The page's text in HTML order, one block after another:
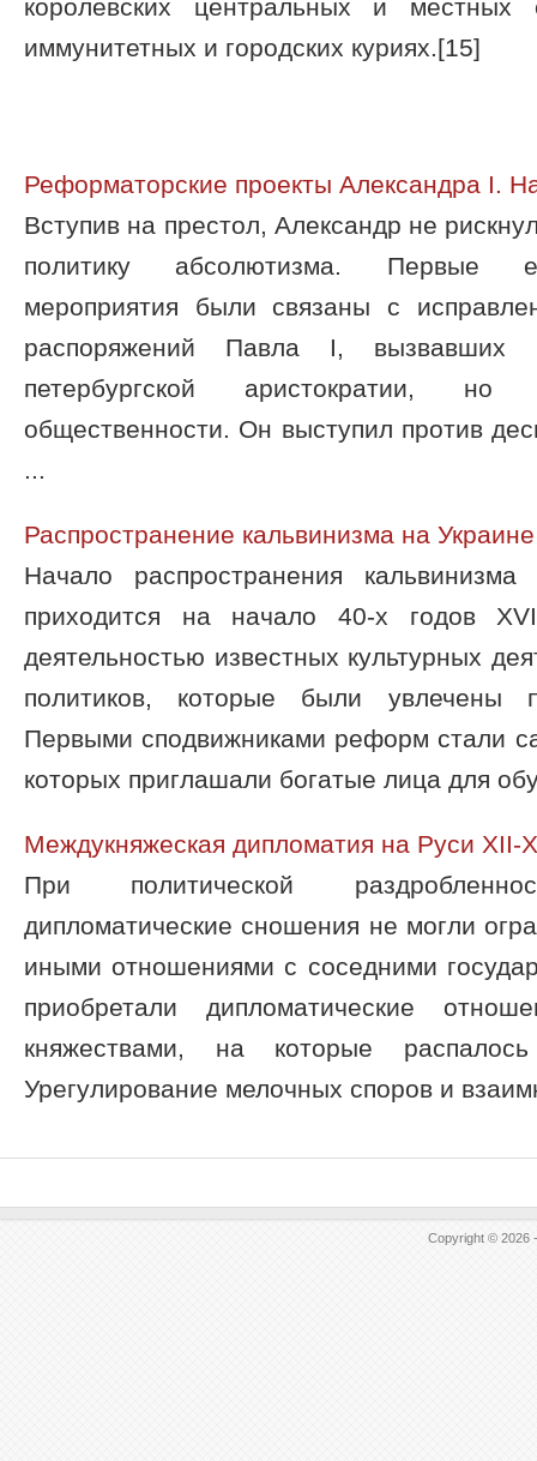
королевских центральных и
иммунитетных и городских куриях.[15]
Реформаторские проекты Александра I.
Вступив на престол, Александр не
политику абсолютизма. Первые
мероприятия были связаны с
распоряжений Павла I, вызвавших
петербургской аристократии,
общественности. Он выступил против
...
Распространение кальвинизма на Украине
Начало распространения
приходится на начало 40-х годов
деятельностью известных культурных
политиков, которые были увлечены
Первыми сподвижниками реформ стали
которых приглашали богатые лица для
Междукняжеская дипломатия на Руси ХII-
При политической
дипломатические сношения не могли
иными отношениями с соседними
приобретали дипломатические
княжествами, на которые распалось
Урегулирование мелочных споров и
Copyright © 2026